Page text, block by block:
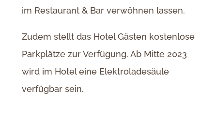
im Restaurant & Bar verwöhnen lassen.
Zudem stellt das Hotel Gästen kostenlose
Parkplätze zur Verfügung. Ab Mitte 2023
wird im Hotel eine Elektroladesäule
verfügbar sein.